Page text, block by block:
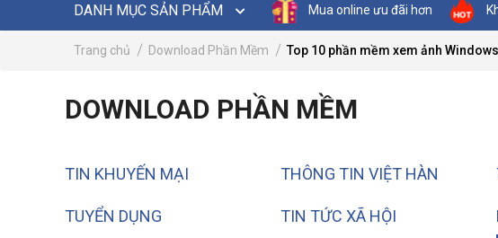
DANH MỤC SẢN PHẨM Mua online ưu đãi hơn
Trang chủ Download Phần Mềm Top 10 phần mềm xem ảnh
DOWNLOAD PHẦN MỀM
TIN KHUYẾN MẠI THÔNG TIN VIỆT HÀN
TUYỂN DỤNG TIN TỨC XÃ HỘI